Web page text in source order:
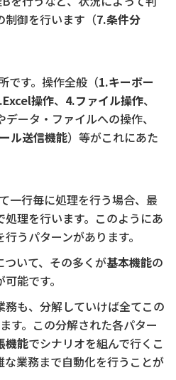
制御を行います（7.条件分
です。操作全般（1.キーボー
操作、 4.ファイル操作、
データ・ファイルへの操作、
ル送信機能）等がこれにあた
一行毎に処理を行う場合、最
理を行います。このようにあ
うパターンがあります。
いて、その多くが基本機能の
能です。
務も、分解していけば全てこの
す。この分解された各パター
機能でシナリオを組んで行くこ
な業務まで自動化を行うことが